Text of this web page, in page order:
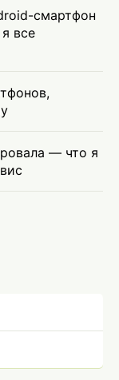
смартфон
все
— что я